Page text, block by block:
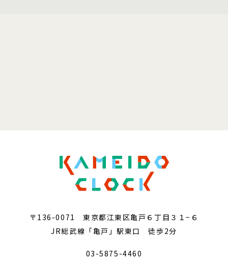
〒136-0071 東京都江東区亀戸６丁目３１−６
JR総武線「亀戸」駅東口 徒歩2分
03-5875-4460